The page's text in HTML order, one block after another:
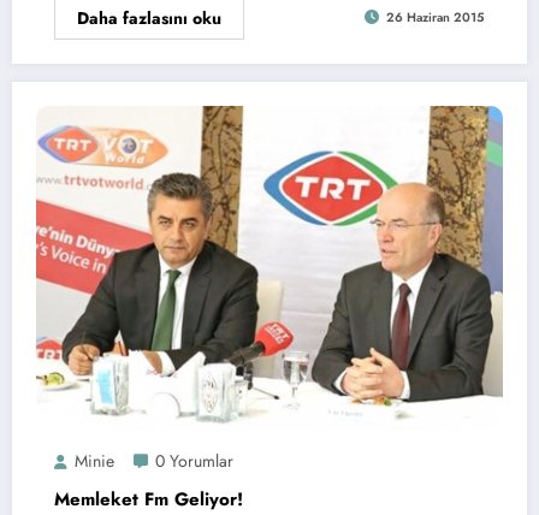
Daha fazlasını oku 26 Haziran 2015
Minie 0 Yorumlar
Memleket Fm Geliyor!